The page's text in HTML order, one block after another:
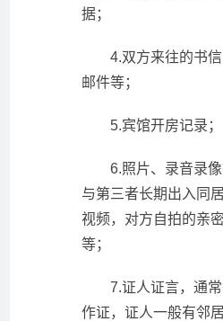
据；
4.双方来往的书信
邮件等；
5.宾馆开房记录；
6.照片、录音录像
与第三者长期出入同
视频，对方自拍的亲
等；
7.证人证言，通常
作证，证人一般有邻